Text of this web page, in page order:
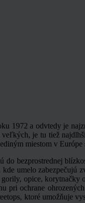
1972 a odvtedy je
je tu tiež
miestom v
bezprostrednej
umelo zabezpečujú
opice,
pri ochrane
ktoré umožňuje